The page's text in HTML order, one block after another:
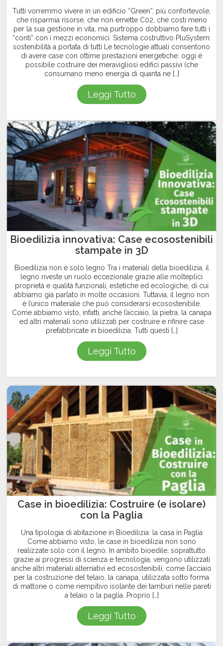
Tutti vorremmo vivere in un edificio “Green”, più confortevole,
che risparmia risorse, che non emette C02, che costi meno
per la sua gestione in vita, ma purtroppo dobbiamo fare tutti i
“conti” con i mezzi economici. Sistema costruttivo PluSystem:
sostenibilità a portata di tutti Le tecnologie attuali consentono
di avere case con ottime prestazioni energetiche: oggi è
possibile costruire dei meravigliosi edifici passivi (che
consumano meno energia di quanta ne […]
Leggi Tutto
Bioedilizia innovativa: Case ecosostenibili
stampate in 3D
Bioedilizia non è solo legno Tra i materiali della bioedilizia, il
legno riveste un ruolo eccezionale grazie alle molteplici
proprietà e qualità funzionali, estetiche ed ecologiche, di cui
abbiamo già parlato in molte occasioni. Tuttavia, il legno non
è l’unico materiale che può considerarsi ecosostenibile.
Come abbiamo visto, infatti, anche l’acciaio, la pietra, la canapa
ed altri materiali sono utilizzati per costruire e rifinire case
prefabbricate in bioedilizia. Tutti questi […]
Leggi Tutto
Case in bioedilizia: Costruire (e isolare)
con la Paglia
Una tipologia di abitazione in Bioedilizia: la casa in Paglia
Come abbiamo visto, le case in bioedilizia non sono
realizzate solo con il legno. In ambito bioedile, soprattutto
grazie ai progressi di scienza e tecnologia, vengono utilizzati
anche altri materiali alternativi ed ecosostenibili, come l’acciaio
per la costruzione del telaio, la canapa, utilizzata sotto forma
di mattone o come riempitivo isolante dei tamburi nelle pareti
a telaio o la paglia. Proprio […]
Leggi Tutto